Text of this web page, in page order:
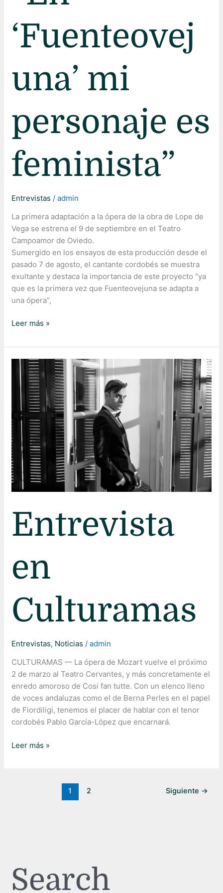
‘Fuenteovej
una’ mi
personaje es
feminista”
Entrevistas /admin
La primera adaptación a la ópera de la obra de Lope de
Vega se estrena el 9 de septiembre en el Teatro
Campoamor de Oviedo.
Sumergido en los ensayos de esta producción desde el
pasado 7 de agosto, el cantante cordobés se muestra
exultante y destaca la importancia de este proyecto “ya
que es la primera vez que Fuenteovejuna se adapta a
una ópera”,
Leer más »
Entrevista
en
Culturamas
Entrevistas, Noticias /admin
CULTURAMAS — La ópera de Mozart vuelve el próximo
2 de marzo al Teatro Cervantes, y más concretamente el
enredo amoroso de Cosi fan tutte. Con un elenco lleno
de voces andaluzas como el de Berna Perles en el papel
de Fiordiligi, tenemos el placer de hablar con el tenor
cordobés Pablo García-López que encarnará.
Entrevista
en
Culturamas
Leer más »
1 2 Siguiente →
Search